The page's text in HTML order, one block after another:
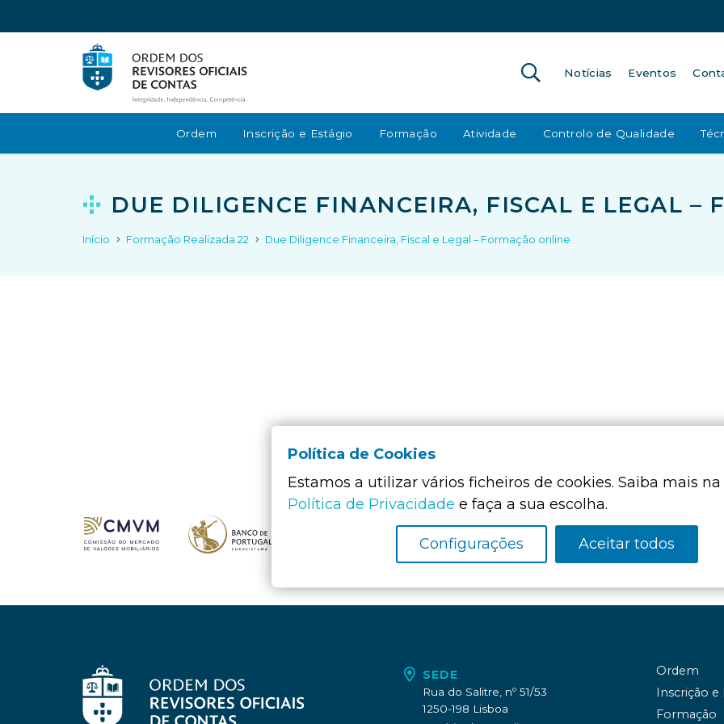
Notícias Eventos
Ordem Inscrição e Estágio Formação Atividade Controlo de Qualidade
DUE DILIGENCE FINANCEIRA, FISCAL E LEGAL –
Início Formação Realizada 22 Due Diligence Financeira, Fiscal e Legal – Formação online
Membro
SEDE
Rua do Salitre, nº 51/53
1250-198 Lisboa
Ordem
Inscrição e
Formação
Política de Cookies
Estamos a utilizar vários ficheiros de cookies. Saiba mais na
Política de Privacidade e faça a sua escolha.
Configurações Aceitar todos